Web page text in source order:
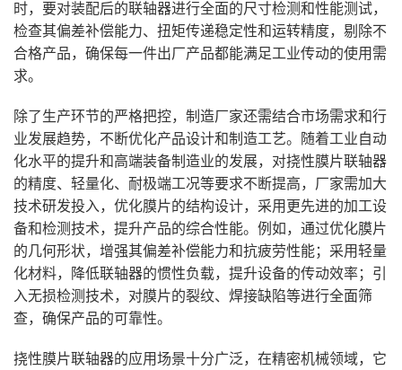
时，要对装配后的联轴器进行全面的尺寸检测和性能测试，
检查其偏差补偿能力、扭矩传递稳定性和运转精度，剔除不
合格产品，确保每一件出厂产品都能满足工业传动的使用需
求。
除了生产环节的严格把控，制造厂家还需结合市场需求和行
业发展趋势，不断优化产品设计和制造工艺。随着工业自动
化水平的提升和高端装备制造业的发展，对挠性膜片联轴器
的精度、轻量化、耐极端工况等要求不断提高，厂家需加大
技术研发投入，优化膜片的结构设计，采用更先进的加工设
备和检测技术，提升产品的综合性能。例如，通过优化膜片
的几何形状，增强其偏差补偿能力和抗疲劳性能；采用轻量
化材料，降低联轴器的惯性负载，提升设备的传动效率；引
入无损检测技术，对膜片的裂纹、焊接缺陷等进行全面筛
查，确保产品的可靠性。
挠性膜片联轴器的应用场景十分广泛，在精密机械领域，它